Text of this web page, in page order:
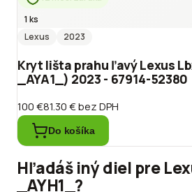
1 ks
Lexus
2023
Kryt lišta prahu ľavý Lexus
_AYA1_) 2023 - 67914-52380
100 €81.30 €bez DPH
Do košíka
Hľadáš iný diel pre
_AYH1_?